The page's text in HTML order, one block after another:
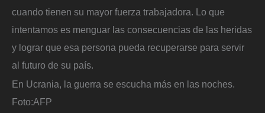
cuando tienen su mayor fuerza trabajadora. Lo que
intentamos es menguar las consecuencias de las heridas
y lograr que esa persona pueda recuperarse para servir
al futuro de su país.
En Ucrania, la guerra se escucha más en las noches.
Foto:AFP